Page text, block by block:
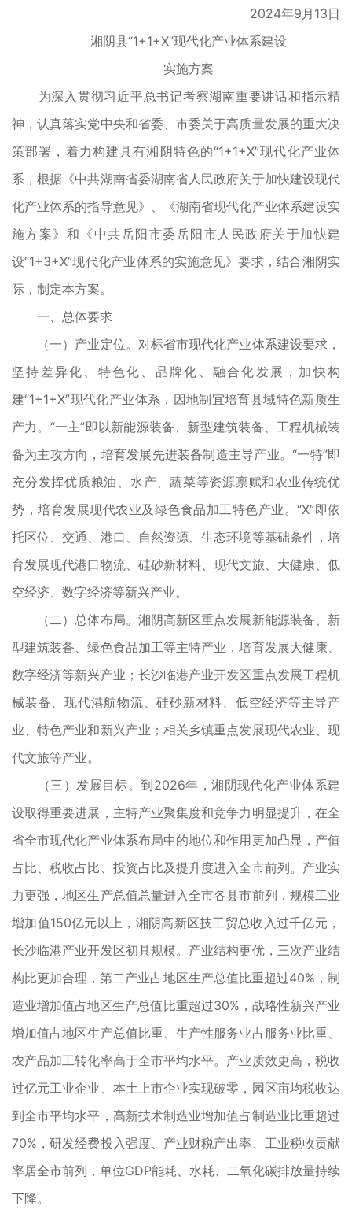
2024年9月13日
湘阴县“1+1+X”现代化产业体系建设
实施方案
为深入贯彻习近平总书记考察湖南重要讲话和指示精
神，认真落实党中央和省委、市委关于高质量发展的重大决
策部署，着力构建具有湘阴特色的“1+1+X”现代化产业体
系，根据《中共湖南省委湖南省人民政府关于加快建设现代
化产业体系的指导意见》、《湖南省现代化产业体系建设实
施方案》和《中共岳阳市委岳阳市人民政府关于加快建
设“1+3+X”现代化产业体系的实施意见》要求，结合湘阴实
际，制定本方案。
一、总体要求
（一）产业定位。对标省市现代化产业体系建设要求，
坚持差异化、特色化、品牌化、融合化发展，加快构
建“1+1+X”现代化产业体系，因地制宜培育县域特色新质生
产力。“一主”即以新能源装备、新型建筑装备、工程机械装
备为主攻方向，培育发展先进装备制造主导产业。“一特”即
充分发挥优质粮油、水产、蔬菜等资源禀赋和农业传统优
势，培育发展现代农业及绿色食品加工特色产业。“X”即依
托区位、交通、港口、自然资源、生态环境等基础条件，培
育发展现代港口物流、硅砂新材料、现代文旅、大健康、低
空经济、数字经济等新兴产业。
（二）总体布局。湘阴高新区重点发展新能源装备、新
型建筑装备、绿色食品加工等主特产业，培育发展大健康、
数字经济等新兴产业；长沙临港产业开发区重点发展工程机
械装备、现代港航物流、硅砂新材料、低空经济等主导产
业、特色产业和新兴产业；相关乡镇重点发展现代农业、现
代文旅等产业。
（三）发展目标。到2026年，湘阴现代化产业体系建
设取得重要进展，主特产业聚集度和竞争力明显提升，在全
省全市现代化产业体系布局中的地位和作用更加凸显，产值
占比、税收占比、投资占比及提升度进入全市前列。产业实
力更强，地区生产总值总量进入全市各县市前列，规模工业
增加值150亿元以上，湘阴高新区技工贸总收入过千亿元，
长沙临港产业开发区初具规模。产业结构更优，三次产业结
构比更加合理，第二产业占地区生产总值比重超过40%，制
造业增加值占地区生产总值比重超过30%，战略性新兴产业
增加值占地区生产总值比重、生产性服务业占服务业比重、
农产品加工转化率高于全市平均水平。产业质效更高，税收
过亿元工业企业、本土上市企业实现破零，园区亩均税收达
到全市平均水平，高新技术制造业增加值占制造业比重超过
70%，研发经费投入强度、产业财税产出率、工业税收贡献
率居全市前列，单位GDP能耗、水耗、二氧化碳排放量持续
下降。